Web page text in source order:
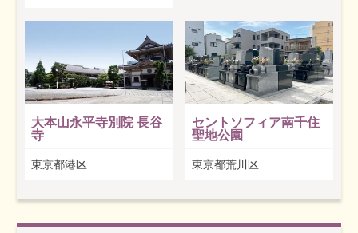
大本山永平寺別院 長谷
寺
東京都港区
セントソフィア南千住
聖地公園
東京都荒川区